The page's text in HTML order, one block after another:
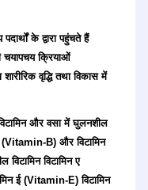
के द्वारा पहुंचते हैं
चयापचय क्रियाओं
वृद्धि तथा विकास में
और वसा में घुलनशील
(Vitamin-B) और विटामिन
विटामिन ए
ई (Vitamin-E) विटामिन